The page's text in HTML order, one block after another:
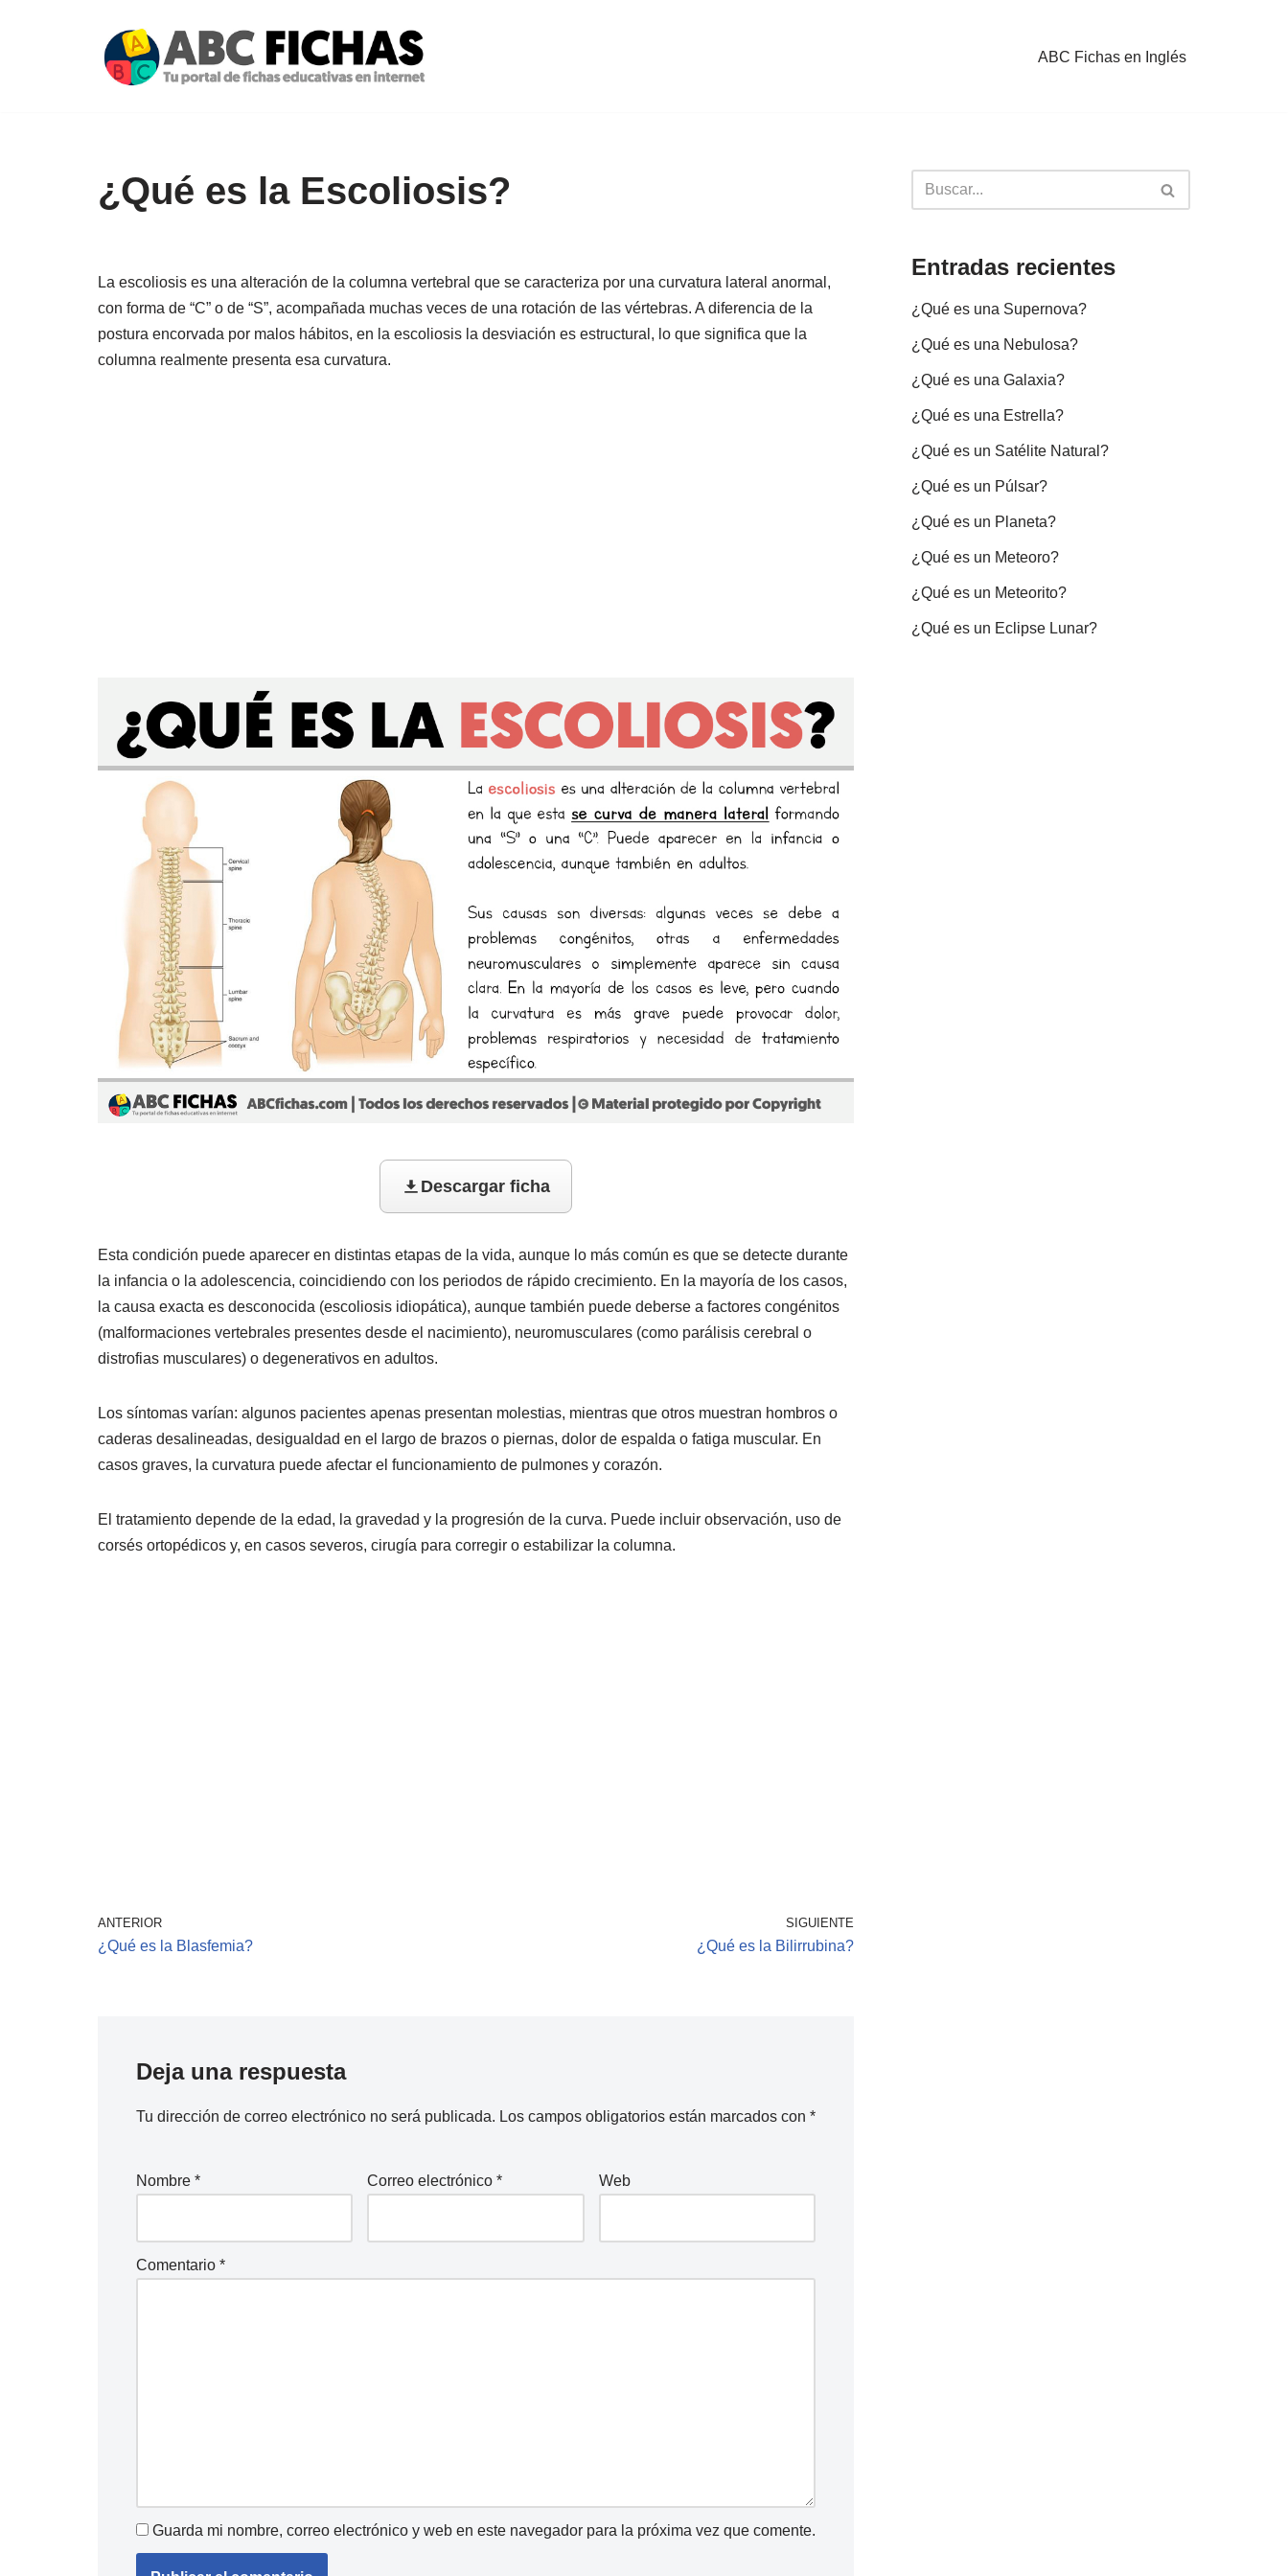
ABC Fichas en Inglés
¿Qué es la Escoliosis?
La escoliosis es una alteración de la columna vertebral que se caracteriza por una curvatura lateral anormal,
con forma de “C” o de “S”, acompañada muchas veces de una rotación de las vértebras. A diferencia de la
postura encorvada por malos hábitos, en la escoliosis la desviación es estructural, lo que significa que la
columna realmente presenta esa curvatura.
Descargar ficha
Esta condición puede aparecer en distintas etapas de la vida, aunque lo más común es que se detecte durante
la infancia o la adolescencia, coincidiendo con los periodos de rápido crecimiento. En la mayoría de los casos,
la causa exacta es desconocida (escoliosis idiopática), aunque también puede deberse a factores congénitos
(malformaciones vertebrales presentes desde el nacimiento), neuromusculares (como parálisis cerebral o
distrofias musculares) o degenerativos en adultos.
Los síntomas varían: algunos pacientes apenas presentan molestias, mientras que otros muestran hombros o
caderas desalineadas, desigualdad en el largo de brazos o piernas, dolor de espalda o fatiga muscular. En
casos graves, la curvatura puede afectar el funcionamiento de pulmones y corazón.
El tratamiento depende de la edad, la gravedad y la progresión de la curva. Puede incluir observación, uso de
corsés ortopédicos y, en casos severos, cirugía para corregir o estabilizar la columna.
ANTERIOR
¿Qué es la Blasfemia?
SIGUIENTE
¿Qué es la Bilirrubina?
Deja una respuesta
Tu dirección de correo electrónico no será publicada. Los campos obligatorios están marcados con *
Nombre * Correo electrónico* Web
Comentario *
Guarda mi nombre, correo electrónico y web en este navegador para la próxima vez que comente.
Entradas recientes
¿Qué es una Supernova?
¿Qué es una Nebulosa?
¿Qué es una Galaxia?
¿Qué es una Estrella?
¿Qué es un Satélite Natural?
¿Qué es un Púlsar?
¿Qué es un Planeta?
¿Qué es un Meteoro?
¿Qué es un Meteorito?
¿Qué es un Eclipse Lunar?